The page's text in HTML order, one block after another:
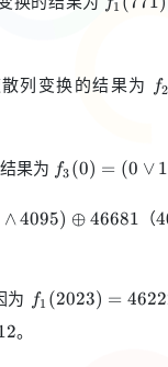
(771 \lll
f1
列变换的结果为 f2
果为 f_3(0)=(0\lor
f3 (0) = (0 ∨
∧4095) ⊕ 46681 （
为 f1 (2023) =
。